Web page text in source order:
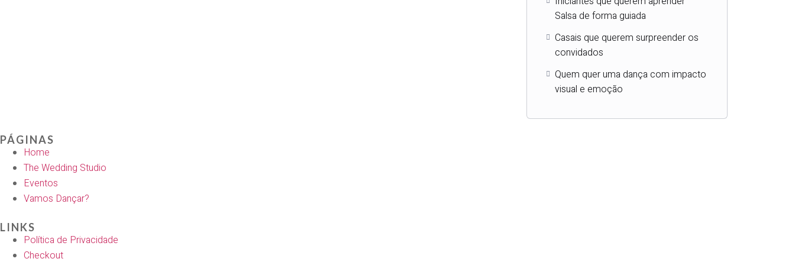
Salsa de forma guiada
Casais que querem surpreender os
convidados
Quem quer uma dança com impacto
visual e emoção
PÁGINAS
Home
The Wedding Studio
Eventos
Vamos Dançar?
LINKS
Política de Privacidade
Checkout